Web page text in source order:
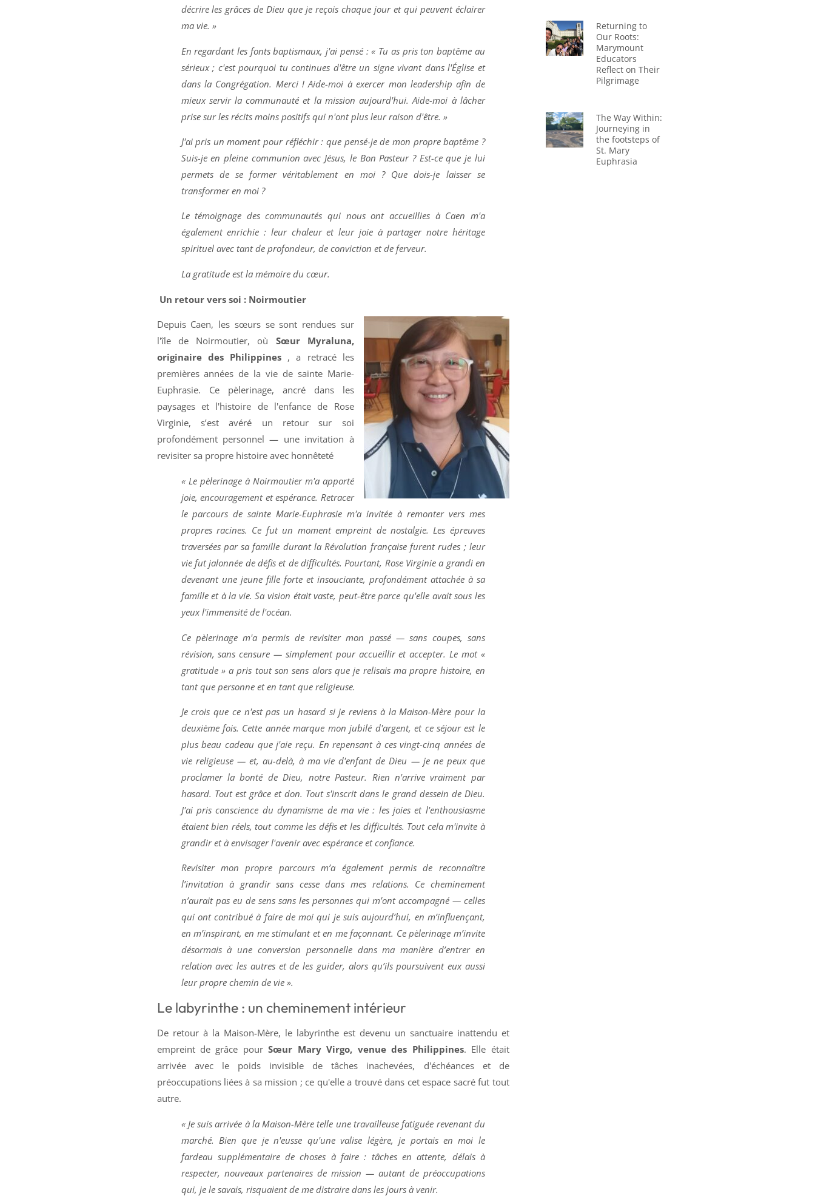
décrire les grâces de Dieu que je reçois chaque jour et qui peuvent éclairer
ma vie. »
En regardant les fonts baptismaux, j'ai pensé : « Tu as pris ton baptême au
sérieux ; c'est pourquoi tu continues d'être un signe vivant dans l'Église et
dans la Congrégation. Merci ! Aide-moi à exercer mon leadership afin de
mieux servir la communauté et la mission aujourd'hui. Aide-moi à lâcher
prise sur les récits moins positifs qui n'ont plus leur raison d'être. »
J'ai pris un moment pour réfléchir : que pensé-je de mon propre baptême ?
Suis-je en pleine communion avec Jésus, le Bon Pasteur ? Est-ce que je lui
permets de se former véritablement en moi ? Que dois-je laisser se
transformer en moi ?
Le témoignage des communautés qui nous ont accueillies à Caen m'a
également enrichie : leur chaleur et leur joie à partager notre héritage
spirituel avec tant de profondeur, de conviction et de ferveur.
La gratitude est la mémoire du cœur.
Un retour vers soi : Noirmoutier
Depuis Caen, les sœurs se sont rendues sur
l'île de Noirmoutier, où Sœur Myraluna,
originaire des Philippines, a retracé les
premières années de la vie de sainte Marie-
Euphrasie. Ce pèlerinage, ancré dans les
paysages et l'histoire de l'enfance de Rose
Virginie, s’est avéré un retour sur soi
profondément personnel — une invitation à
revisiter sa propre histoire avec honnêteté
« Le pèlerinage à Noirmoutier m'a apporté
joie, encouragement et espérance. Retracer
le parcours de sainte Marie-Euphrasie m'a invitée à remonter vers mes
propres racines. Ce fut un moment empreint de nostalgie. Les épreuves
traversées par sa famille durant la Révolution française furent rudes ; leur
vie fut jalonnée de défis et de difficultés. Pourtant, Rose Virginie a grandi en
devenant une jeune fille forte et insouciante, profondément attachée à sa
famille et à la vie. Sa vision était vaste, peut-être parce qu'elle avait sous les
yeux l'immensité de l'océan.
Ce pèlerinage m'a permis de revisiter mon passé — sans coupes, sans
révision, sans censure — simplement pour accueillir et accepter. Le mot «
gratitude » a pris tout son sens alors que je relisais ma propre histoire, en
tant que personne et en tant que religieuse.
Je crois que ce n'est pas un hasard si je reviens à la Maison-Mère pour la
deuxième fois. Cette année marque mon jubilé d'argent, et ce séjour est le
plus beau cadeau que j'aie reçu. En repensant à ces vingt-cinq années de
vie religieuse — et, au-delà, à ma vie d'enfant de Dieu — je ne peux que
proclamer la bonté de Dieu, notre Pasteur. Rien n'arrive vraiment par
hasard. Tout est grâce et don. Tout s'inscrit dans le grand dessein de Dieu.
J'ai pris conscience du dynamisme de ma vie : les joies et l'enthousiasme
étaient bien réels, tout comme les défis et les difficultés. Tout cela m'invite à
grandir et à envisager l'avenir avec espérance et confiance.
Revisiter mon propre parcours m’a également permis de reconnaître
l’invitation à grandir sans cesse dans mes relations. Ce cheminement
n’aurait pas eu de sens sans les personnes qui m’ont accompagné — celles
qui ont contribué à faire de moi qui je suis aujourd’hui, en m’influençant,
en m’inspirant, en me stimulant et en me façonnant. Ce pèlerinage m’invite
désormais à une conversion personnelle dans ma manière d’entrer en
relation avec les autres et de les guider, alors qu’ils poursuivent eux aussi
leur propre chemin de vie ».
Le labyrinthe : un cheminement intérieur
De retour à la Maison-Mère, le labyrinthe est devenu un sanctuaire inattendu et
empreint de grâce pourSœur Mary Virgo, venue des Philippines. Elle était
arrivée avec le poids invisible de tâches inachevées, d'échéances et de
préoccupations liées à sa mission ; ce qu'elle a trouvé dans cet espace sacré fut tout
autre.
« Je suis arrivée à la Maison-Mère telle une travailleuse fatiguée revenant du
marché. Bien que je n'eusse qu'une valise légère, je portais en moi le
fardeau supplémentaire de choses à faire : tâches en attente, délais à
respecter, nouveaux partenaires de mission — autant de préoccupations
qui, je le savais, risquaient de me distraire dans les jours à venir.
Returning to
Our Roots:
Marymount
Educators
Reflect on Their
Pilgrimage
The Way Within:
Journeying in
the footsteps of
St. Mary
Euphrasia